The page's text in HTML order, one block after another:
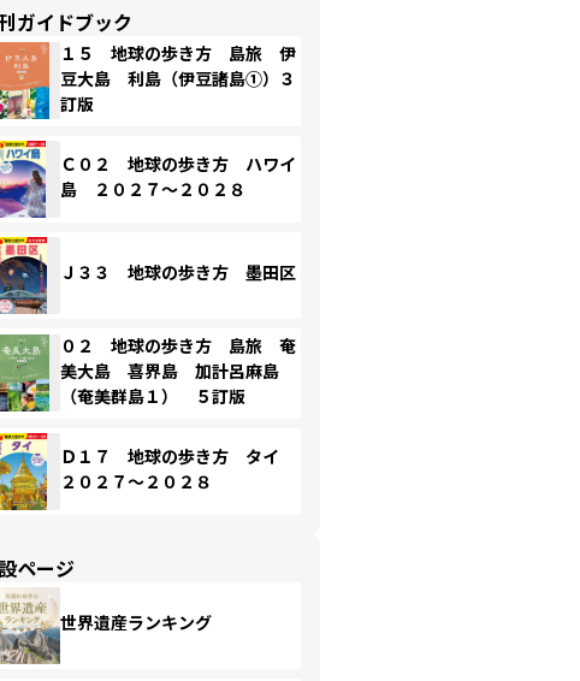
ガイドブック
１５ 地球の歩き方 島旅 伊
豆大島 利島（伊豆諸島①）３
訂版
Ｃ０２ 地球の歩き方 ハワイ
島 ２０２７～２０２８
Ｊ３３ 地球の歩き方 墨田区
０２ 地球の歩き方 島旅 奄
美大島 喜界島 加計呂麻島
（奄美群島１） ５訂版
Ｄ１７ 地球の歩き方 タイ
２０２７～２０２８
ページ
世界遺産ランキング